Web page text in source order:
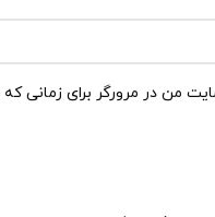
من در مرورگر برای زمانی